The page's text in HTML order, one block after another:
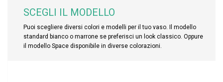
SCEGLI IL MODELLO
Puoi scegliere diversi colori e modelli per il tuo vaso. Il modello
standard bianco o marrone se preferisci un look classico. Oppure
il modello Space disponibile in diverse colorazioni.